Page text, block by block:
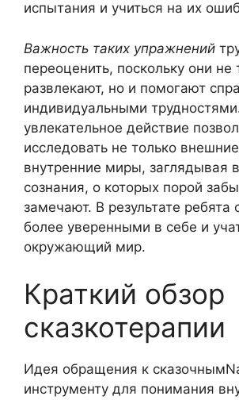
испытания и учиться на их
Важность таких упражнений
переоценить, поскольку они не
развлекают, но и помогают
индивидуальными
увлекательное действие
исследовать не только
внутренние миры, заглядывая
сознания, о которых порой
замечают. В результате ребята
более уверенными в себе и
окружающий мир.
Краткий обзор
сказкотерапии
Идея обращения к
инструменту для понимания